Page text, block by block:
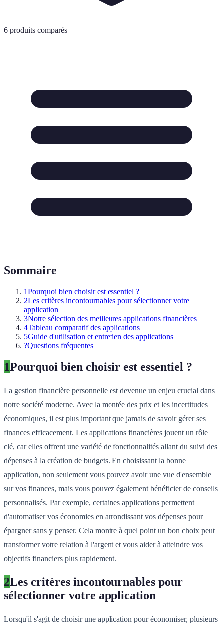
6 produits comparés
Sommaire
1Pourquoi bien choisir est essentiel ?
2Les critères incontournables pour sélectionner votre
application
3Notre sélection des meilleures applications financières
4Tableau comparatif des applications
5Guide d'utilisation et entretien des applications
?Questions fréquentes
1Pourquoi bien choisir est essentiel ?
La gestion financière personnelle est devenue un enjeu crucial dans
notre société moderne. Avec la montée des prix et les incertitudes
économiques, il est plus important que jamais de savoir gérer ses
finances efficacement. Les applications financières jouent un rôle
clé, car elles offrent une variété de fonctionnalités allant du suivi des
dépenses à la création de budgets. En choisissant la bonne
application, non seulement vous pouvez avoir une vue d'ensemble
sur vos finances, mais vous pouvez également bénéficier de conseils
personnalisés. Par exemple, certaines applications permettent
d'automatiser vos économies en arrondissant vos dépenses pour
épargner sans y penser. Cela montre à quel point un bon choix peut
transformer votre relation à l'argent et vous aider à atteindre vos
objectifs financiers plus rapidement.
2Les critères incontournables pour
sélectionner votre application
Lorsqu'il s'agit de choisir une application pour économiser, plusieurs